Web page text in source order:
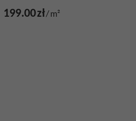
199.00zł/m²